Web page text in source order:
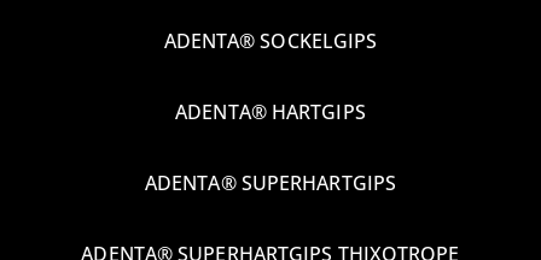
ADENTA® SOCKELGIPS
ADENTA® HARTGIPS
ADENTA® SUPERHARTGIPS
ADENTA® SUPERHARTGIPS THIXOTROPE